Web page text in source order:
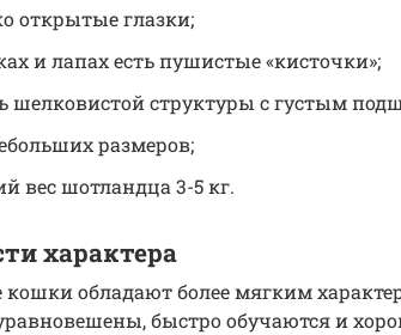
открытые глазки;
и лапах есть пушистые «кисточки»;
шелковистой структуры с густым
размеров;
вес шотландца 3-5 кг.
характера
кошки обладают более мягким
быстро обучаются и